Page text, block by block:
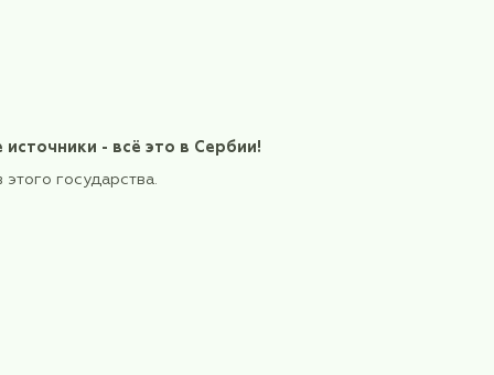
термальные источники - всё это в